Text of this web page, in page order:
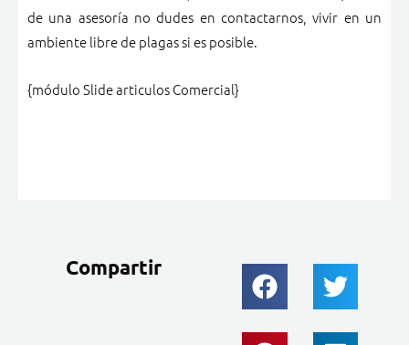
de una asesoría no dudes en contactarnos, vivir en un
ambiente libre de plagas si es posible.
{módulo Slide articulos Comercial}
Compartir